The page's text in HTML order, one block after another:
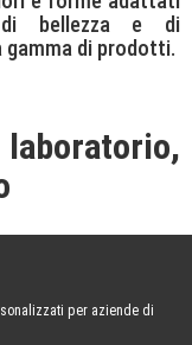
di bellezza e di
gamma di prodotti.
per aziende di